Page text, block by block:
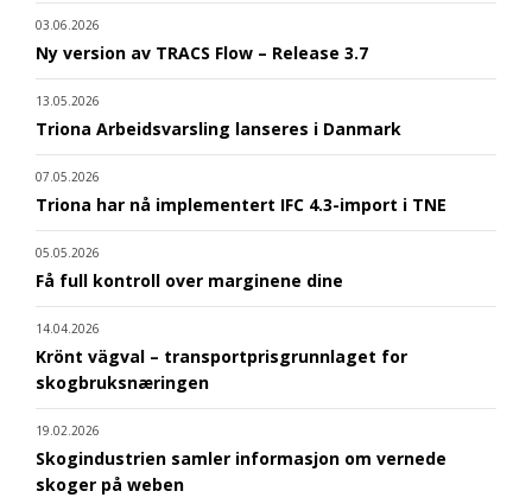
03.06.2026
Ny version av TRACS Flow – Release 3.7
13.05.2026
Triona Arbeidsvarsling lanseres i Danmark
07.05.2026
Triona har nå implementert IFC 4.3-import i TNE
05.05.2026
Få full kontroll over marginene dine
14.04.2026
Krönt vägval – transportprisgrunnlaget for
skogbruksnæringen
19.02.2026
Skogindustrien samler informasjon om vernede
skoger på weben